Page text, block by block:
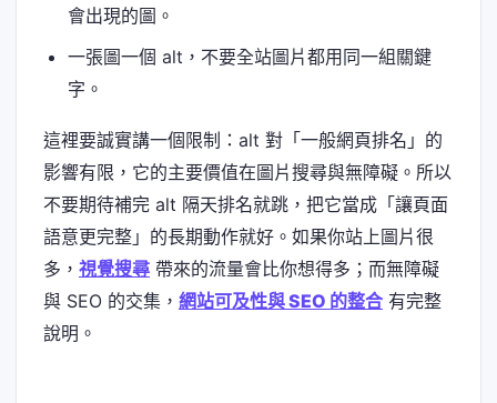
會出現的圖。
一張圖一個 alt，不要全站圖片都用同一組關鍵
字。
這裡要誠實講一個限制：alt 對「一般網頁排名」的
影響有限，它的主要價值在圖片搜尋與無障礙。所以
不要期待補完 alt 隔天排名就跳，把它當成「讓頁面
語意更完整」的長期動作就好。如果你站上圖片很
多， 視覺搜尋 帶來的流量會比你想得多；而無障礙
與 SEO 的交集， 網站可及性與 SEO 的整合 有完整
說明。